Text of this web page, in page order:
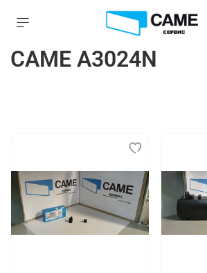
CAME A3024N